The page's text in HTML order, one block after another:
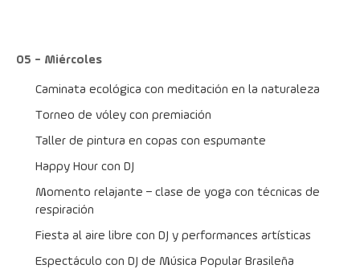
05 - Miércoles
Caminata ecológica con meditación en la naturaleza
Torneo de vóley con premiación
Taller de pintura en copas con espumante
Happy Hour con DJ
Momento relajante – clase de yoga con técnicas de
respiración
Fiesta al aire libre con DJ y performances artísticas
Espectáculo con DJ de Música Popular Brasileña